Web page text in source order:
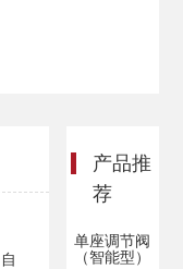
产品推
荐
单座调节阀
（智能型）